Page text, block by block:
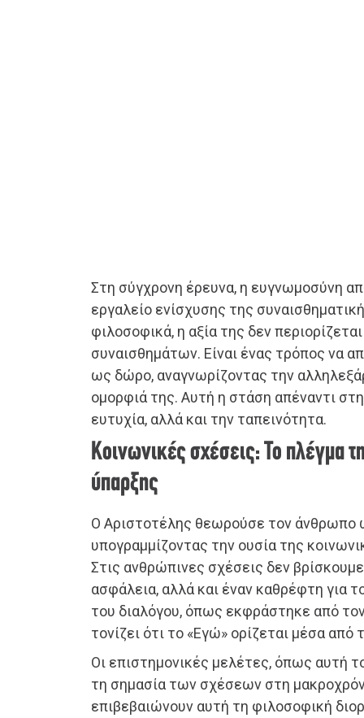
Στη σύγχρονη έρευνα, η ευγνωμοσύνη
εργαλείο ενίσχυσης της
φιλοσοφικά, η αξία της δεν
συναισθημάτων. Είναι ένας τρόπος να
ως δώρο, αναγνωρίζοντας την
ομορφιά της. Αυτή η στάση απέναντι
ευτυχία, αλλά και την ταπεινότητα.
Κοινωνικές σχέσεις: Το πλέγμα
ύπαρξης
Ο Αριστοτέλης θεωρούσε τον άνθρωπο
υπογραμμίζοντας την ουσία της
Στις ανθρώπινες σχέσεις δεν
ασφάλεια, αλλά και έναν καθρέφτη για
του διαλόγου, όπως εκφράστηκε από
τονίζει ότι το «Εγώ» ορίζεται μέσα
Οι επιστημονικές μελέτες, όπως αυτή
τη σημασία των σχέσεων στη
επιβεβαιώνουν αυτή τη φιλοσοφική